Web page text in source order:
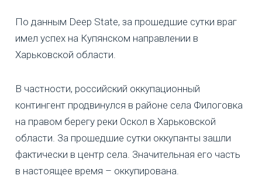
По данным Deep State, за прошедшие сутки враг
имел успех на Купянском направлении в
Харьковской области.
В частности, российский оккупационный
контингент продвинулся в районе села Филоговка
на правом берегу реки Оскол в Харьковской
области. За прошедшие сутки оккупанты зашли
фактически в центр села. Значительная его часть
в настоящее время – оккупирована.